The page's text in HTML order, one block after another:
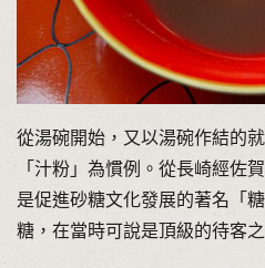
從湯碗開始，又以湯碗作結的
「汁粉」為慣例。從長崎經佐
是促進砂糖文化發展的著名「
糖，在當時可說是頂級的待客之